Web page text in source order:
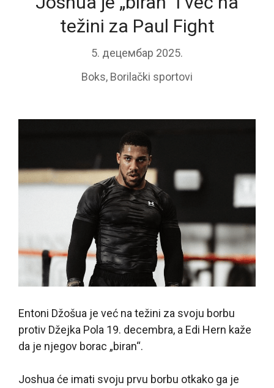
težini za Paul Fight
5. децембар 2025.
Boks, Borilački sportovi
Entoni Džošua je već na težini za svoju borbu
protiv Džejka Pola 19. decembra, a Edi Hern kaže
da je njegov borac „biran“.
Joshua će imati svoju prvu borbu otkako ga je